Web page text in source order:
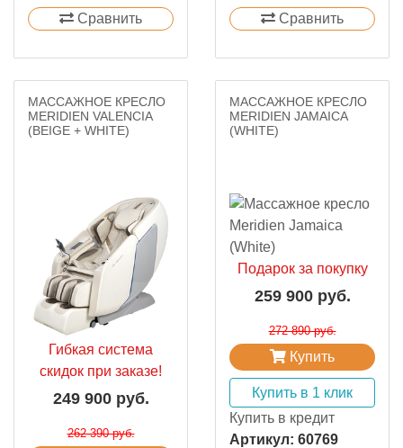
Сравнить Сравнить
МАССАЖНОЕ КРЕСЛО
MERIDIEN VALENCIA
(BEIGE + WHITE)
Гибкая система
скидок при заказе!
249 900 руб.
262 390 руб.
МАССАЖНОЕ КРЕСЛО
MERIDIEN JAMAICA
(WHITE)
Подарок за покупку
259 900 руб.
272 890 руб.
Купить
Купить в 1 клик
Купить в кредит
Артикул: 60769